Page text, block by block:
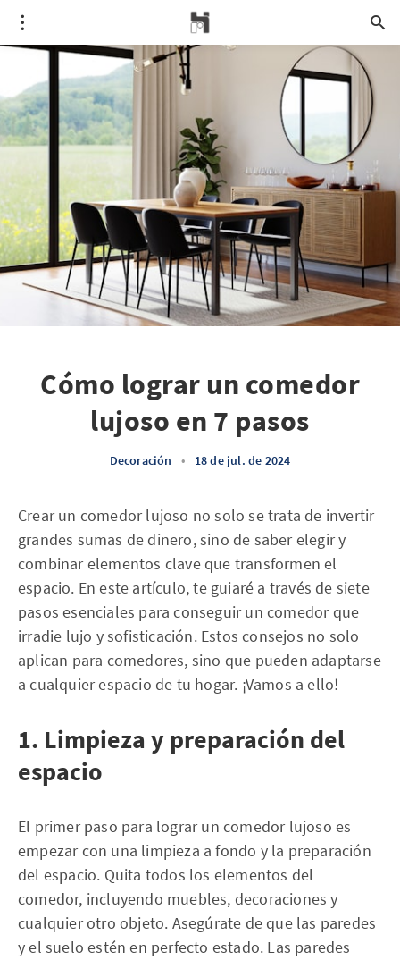
Cómo lograr un comedor
lujoso en 7 pasos
Decoración • 18 de jul. de 2024
Crear un comedor lujoso no solo se trata de invertir
grandes sumas de dinero, sino de saber elegir y
combinar elementos clave que transformen el
espacio. En este artículo, te guiaré a través de siete
pasos esenciales para conseguir un comedor que
irradie lujo y sofisticación. Estos consejos no solo
aplican para comedores, sino que pueden adaptarse
a cualquier espacio de tu hogar. ¡Vamos a ello!
1. Limpieza y preparación del
espacio
El primer paso para lograr un comedor lujoso es
empezar con una limpieza a fondo y la preparación
del espacio. Quita todos los elementos del
comedor, incluyendo muebles, decoraciones y
cualquier otro objeto. Asegúrate de que las paredes
y el suelo estén en perfecto estado. Las paredes